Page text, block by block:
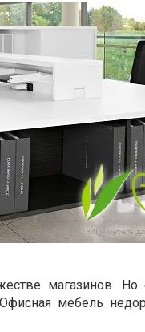
магазинов. Но
мебель